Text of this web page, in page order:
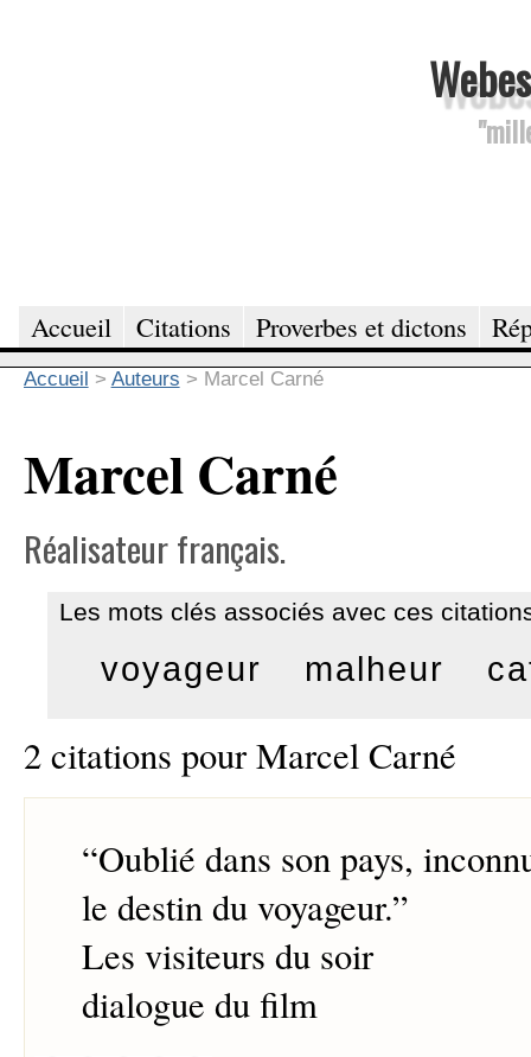
Accueil Citations Proverbes et dictons
Accueil > Auteurs > Marcel Carné
Marcel Carné
Réalisateur français.
Les mots clés associés avec ces
voyageur malheur
2 citations pour Marcel Carné
“Oublié dans son pays,
le destin du voyageur.”
Les visiteurs du soir
dialogue du film